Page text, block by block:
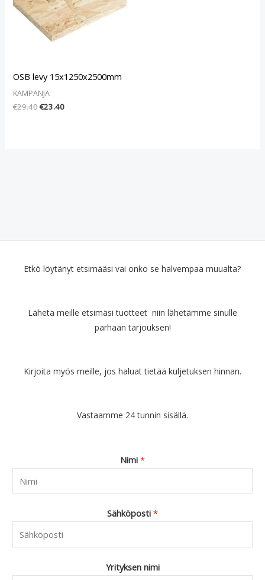
OSB levy 15x1250x2500mm
KAMPANJA
€29.40€23.40
Etkö löytänyt etsimääsi vai onko se halvempaa muualta?
Lähetä meille etsimäsi tuotteet niin lähetämme sinulle
parhaan tarjouksen!
Kirjoita myös meille, jos haluat tietää kuljetuksen hinnan.
Vastaamme 24 tunnin sisällä.
Nimi *
Sähköposti *
Yrityksen nimi